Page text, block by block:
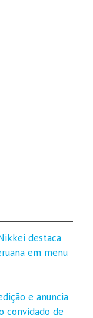
destaca
em menu
e anuncia
convidado de